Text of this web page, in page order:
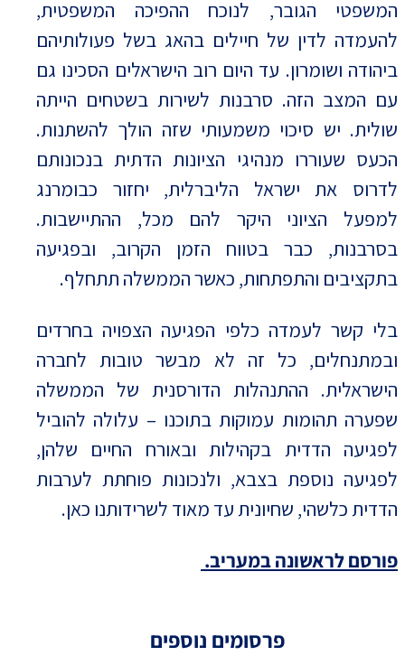
פרסומים נוספים
המשפטי הגובר, לנוכח ההפיכה המשפטית,
להעמדה לדין של חיילים בהאג בשל פעולותיהם
ביהודה ושומרון. עד היום רוב הישראלים הסכינו גם
עם המצב הזה. סרבנות לשירות בשטחים הייתה
שולית. יש סיכוי משמעותי שזה הולך להשתנות.
הכעס שעוררו מנהיגי הציונות הדתית בנכונותם
לדרוס את ישראל הליברלית, יחזור כבומרנג
למפעל הציוני היקר להם מכל, ההתיישבות.
בסרבנות, כבר בטווח הזמן הקרוב, ובפגיעה
בתקציבים והתפתחות, כאשר הממשלה תתחלף.
בלי קשר לעמדה כלפי הפגיעה הצפויה בחרדים
ובמתנחלים, כל זה לא מבשר טובות לחברה
הישראלית. ההתנהלות הדורסנית של הממשלה
שפערה תהומות עמוקות בתוכנו – עלולה להוביל
לפגיעה הדדית בקהילות ובאורח החיים שלהן,
לפגיעה נוספת בצבא, ולנכונות פוחתת לערבות
הדדית כלשהי, שחיונית עד מאוד לשרידותנו כאן.
פורסם לראשונה במעריב.